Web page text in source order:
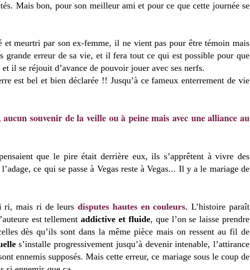
Mais bon, pour son meilleur ami et pour ce que cette journée se
meurtri par son ex-femme, il ne vient pas pour être témoin mais
erreur de sa vie, et il fera tout ce qui est possible pour que
il se réjouit d’avance de pouvoir jouer avec ses nerfs.
est bel et bien déclarée !! Jusqu’à ce fameux enterrement de vie
souvenir de la veille ou à peine mais avec une alliance au
que le pire était derrière eux, ils s’apprêtent à vivre des
ce qui se passe à Vegas reste à Vegas... Il y a le mariage de
ri, mais ri de leursdisputes hautes en couleurs. L’histoire paraît
est tellementaddictive et fluide, que l’on se laisse prendre
dès qu’ils sont dans la même pièce mais on ressent au fil de
s’installe progressivement jusqu’à devenir intenable, l’attirance
ennemis supposés. Mais cette erreur, ce mariage sous le coup de